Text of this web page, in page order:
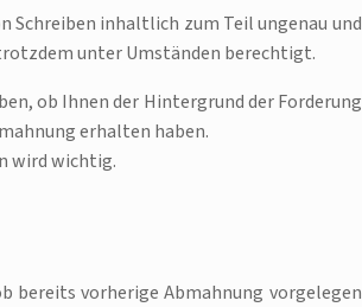
Schreiben inhaltlich zum Teil ungenau und
unter Umständen berechtigt.
ob Ihnen der Hintergrund der Forderung
erhalten haben.
wird wichtig.
bereits vorherige Abmahnung vorgelegen